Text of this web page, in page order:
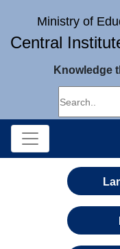
Ministry of
Central
Knowledge